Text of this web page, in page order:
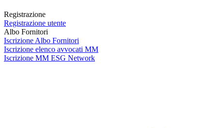
Registrazione
Registrazione utente
Albo Fornitori
Iscrizione Albo Fornitori
Iscrizione elenco avvocati MM
Iscrizione MM ESG Network